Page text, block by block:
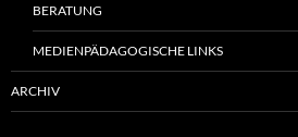
BERATUNG
MEDIENPÄDAGOGISCHE LINKS
ARCHIV